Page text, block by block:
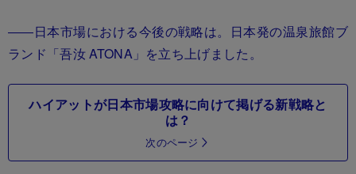
――日本市場における今後の戦略は。日本発の温泉旅館ブ
ランド「吾汝 ATONA」を立ち上げました。
ハイアットが日本市場攻略に向けて掲げる新戦略と
は？
次のページ